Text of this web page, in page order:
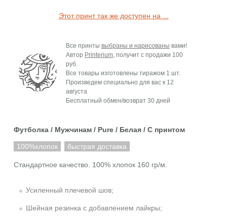
Этот принт так же доступен на ...
Все принты выбраны и нарисованы вами!
Автор Printerium, получит с продажи 100
руб.
Все товары изготовлены тиражом 1 шт.
Произведем специально для вас к 12
августа
Бесплатный обмен/возврат 30 дней
Футболка / Мужчинам / Pure / Белая / C принтом
100%хлопок быстрая доставка
Стандартное качество. 100% хлопок 160 гр/м.
Усиленный плечевой шов;
Шейная резинка с добавлением лайкры;